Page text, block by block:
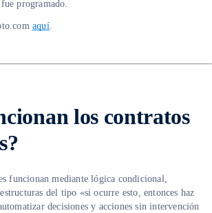
programado.
aquí.
los contratos
funcionan mediante lógica condicional,
del tipo «si ocurre esto, entonces haz
decisiones y acciones sin intervención